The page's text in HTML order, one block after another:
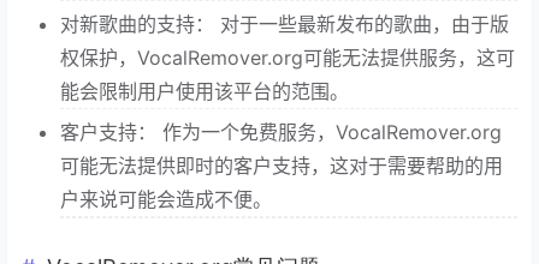
对新歌曲的支持： 对于一些最新发布的歌曲，由于版
权保护，VocalRemover.org可能无法提供服务，这可
能会限制用户使用该平台的范围。
客户支持： 作为一个免费服务，VocalRemover.org
可能无法提供即时的客户支持，这对于需要帮助的用
户来说可能会造成不便。